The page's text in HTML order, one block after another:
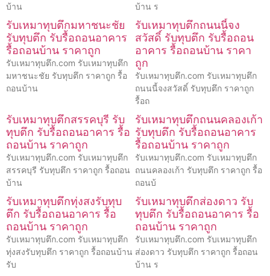
บ้าน
บ้าน ร
รับเหมาทุบตึกมหาชนะชัย
รับทุบตึก รับรื้อถอนอาคาร
รื้อถอนบ้าน ราคาถูก
รับเหมาทุบตึก.com รับเหมาทุบตึก
มหาชนะชัย รับทุบตึก ราคาถูก รื้อ
ถอนบ้าน
รับเหมาทุบตึกถนนนี้จง
สวัสดิ์ รับทุบตึก รับรื้อถอน
อาคาร รื้อถอนบ้าน ราคา
ถูก
รับเหมาทุบตึก.com รับเหมาทุบตึก
ถนนนี้จงสวัสดิ์ รับทุบตึก ราคาถูก
รื้อถ
รับเหมาทุบตึกสรรคบุรี รับ
ทุบตึก รับรื้อถอนอาคาร รื้อ
ถอนบ้าน ราคาถูก
รับเหมาทุบตึก.com รับเหมาทุบตึก
สรรคบุรี รับทุบตึก ราคาถูก รื้อถอน
บ้าน
รับเหมาทุบตึกถนนคลองเก้า
รับทุบตึก รับรื้อถอนอาคาร
รื้อถอนบ้าน ราคาถูก
รับเหมาทุบตึก.com รับเหมาทุบตึก
ถนนคลองเก้า รับทุบตึก ราคาถูก รื้อ
ถอนบ้
รับเหมาทุบตึกทุ่งสงรับทุบ
ตึก รับรื้อถอนอาคาร รื้อ
ถอนบ้าน ราคาถูก
รับเหมาทุบตึก.com รับเหมาทุบตึก
ทุ่งสงรับทุบตึก ราคาถูก รื้อถอนบ้าน
รับ
รับเหมาทุบตึกส่องดาว รับ
ทุบตึก รับรื้อถอนอาคาร รื้อ
ถอนบ้าน ราคาถูก
รับเหมาทุบตึก.com รับเหมาทุบตึก
ส่องดาว รับทุบตึก ราคาถูก รื้อถอน
บ้าน ร